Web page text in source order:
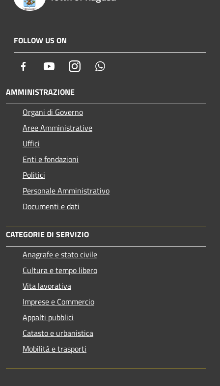
FOLLOW US ON
Facebook YoutubeInstagram
AMMINISTRAZIONE
Organi di Governo
Aree Amministrative
Uffici
Enti e fondazioni
Politici
Personale Amministrativo
Documenti e dati
CATEGORIE DI SERVIZIO
Anagrafe e stato civile
Cultura e tempo libero
Vita lavorativa
Imprese e Commercio
Appalti pubblici
Catasto e urbanistica
Mobilità e trasporti